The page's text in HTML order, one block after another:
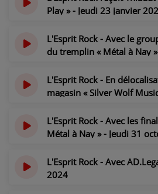
Play » - Jeudi 23 janvier
L'Esprit Rock - Avec le
du tremplin « Métal à Nay
il y a 1 an
L'Esprit Rock - En
magasin « Silver Wolf
il y a 1 an
L'Esprit Rock - Avec les
Métal à Nay » - Jeudi 31
L'Esprit Rock - Avec
2024